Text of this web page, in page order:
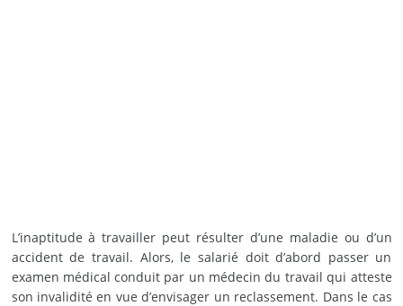
L’inaptitude à travailler peut résulter d’une maladie ou d’un
accident de travail. Alors, le salarié doit d’abord passer un
examen médical conduit par un médecin du travail qui atteste
son invalidité en vue d’envisager un reclassement. Dans le cas